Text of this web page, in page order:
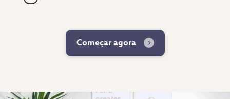
Começar agora